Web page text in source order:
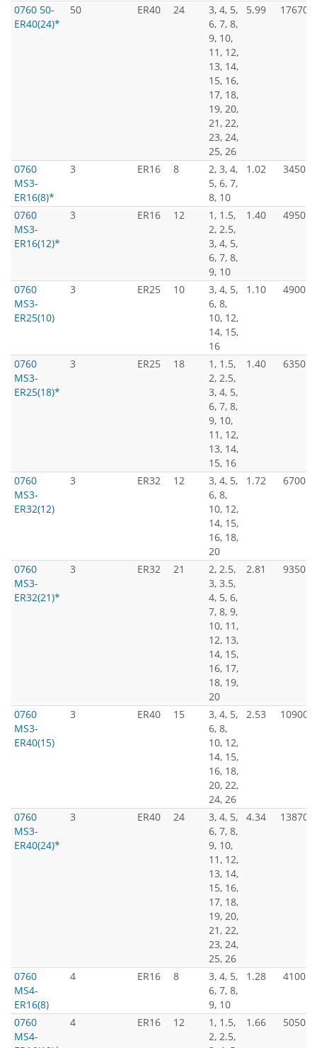
0760 50-
ER40(24)*
50 ER40 24
3, 4, 5,
6, 7, 8,
9, 10,
11, 12,
13, 14,
15, 16,
17, 18,
19, 20,
21, 22,
23, 24,
25, 26
5.99 17670
0760
MS3-
ER16(8)*
3 ER16 8
2, 3, 4,
5, 6, 7,
8, 10
1.02 3450
0760
MS3-
ER16(12)*
3 ER16 12
1, 1.5,
2, 2.5,
3, 4, 5,
6, 7, 8,
9, 10
1.40 4950
0760
MS3-
ER25(10)
3 ER25 10
3, 4, 5,
6, 8,
10, 12,
14, 15,
16
1.10 4900
0760
MS3-
ER25(18)*
3 ER25 18
1, 1.5,
2, 2.5,
3, 4, 5,
6, 7, 8,
9, 10,
11, 12,
13, 14,
15, 16
1.40 6350
0760
MS3-
ER32(12)
3 ER32 12
3, 4, 5,
6, 8,
10, 12,
14, 15,
16, 18,
20
1.72 6700
0760
MS3-
ER32(21)*
3 ER32 21
2, 2.5,
3, 3.5,
4, 5, 6,
7, 8, 9,
10, 11,
12, 13,
14, 15,
16, 17,
18, 19,
20
2.81 9350
0760
MS3-
ER40(15)
3 ER40 15
3, 4, 5,
6, 8,
10, 12,
14, 15,
16, 18,
20, 22,
24, 26
2.53 10900
0760
MS3-
ER40(24)*
3 ER40 24
3, 4, 5,
6, 7, 8,
9, 10,
11, 12,
13, 14,
15, 16,
17, 18,
19, 20,
21, 22,
23, 24,
25, 26
4.34 13870
0760
MS4-
ER16(8)
4 ER16 8
3, 4, 5,
6, 7, 8,
9, 10
1.28 4100
0760
MS4-
4 ER16 12
1, 1.5,
2, 2.5,
1.66 5050